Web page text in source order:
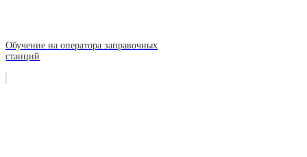
Обучение на оператора заправочных
станций